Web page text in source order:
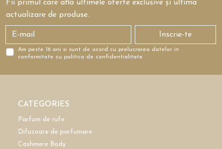
Fii primul care afla ultimele oferte exclusive și ultima
actualizare de produse.
Inscrie-te
Am peste 16 ani si sunt de acord cu prelucrarea datelor in
conformitate cu politica de confidentialitate
CATEGORIES
Parfum de rufe
Difuzoare de parfumare
Cashmere Body